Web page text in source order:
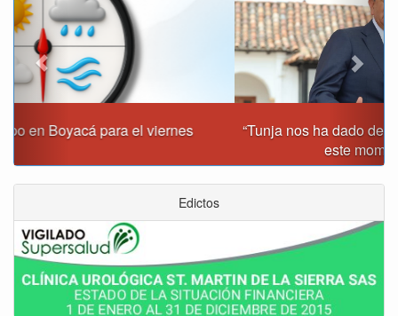
“Tunja nos ha dado demasiado y no podemos fallarle en
Edictos